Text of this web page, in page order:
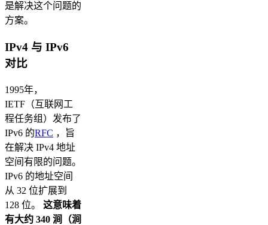
是解决这个问题的
方案。
IPv4 与 IPv6
对比
1995年，
IETF（互联网工
程任务组）发布了
IPv6 的RFC ，旨
在解决 IPv4 地址
空间有限的问题。
IPv6 的地址空间
从 32 位扩展到
128 位。 这意味着
有大约 340 涧（涧